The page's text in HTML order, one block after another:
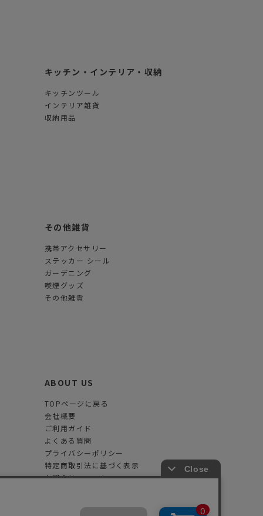
キッチン・インテリア・収納
キッチンツール
インテリア雑貨
収納用品
その他雑貨
携帯アクセサリー
ステッカー シール
ガーデニング
喫煙グッズ
その他雑貨
ABOUT US
TOPページに戻る
会社概要
ご利用ガイド
よくある質問
プライバシーポリシー
特定商取引法に基づく表示
お問合せフォーム